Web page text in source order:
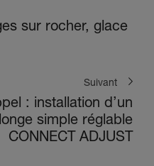
sur rocher, glace
Suivant
: installation d’un
simple réglable
CONNECT ADJUST